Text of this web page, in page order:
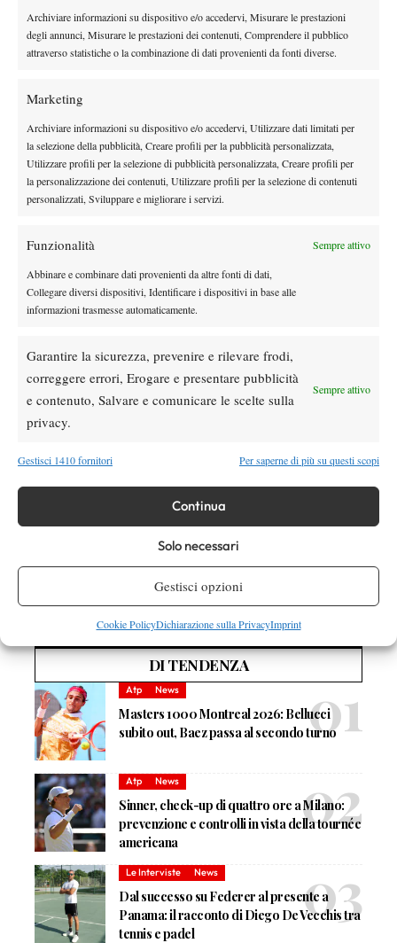
Archiviare informazioni su dispositivo e/o accedervi, Misurare le prestazioni
degli annunci, Misurare le prestazioni dei contenuti, Comprendere il pubblico
attraverso statistiche o la combinazione di dati provenienti da fonti diverse.
Marketing
Archiviare informazioni su dispositivo e/o accedervi, Utilizzare dati limitati per
la selezione della pubblicità, Creare profili per la pubblicità personalizzata,
Utilizzare profili per la selezione di pubblicità personalizzata, Creare profili per
la personalizzazione dei contenuti, Utilizzare profili per la selezione di contenuti
personalizzati, Sviluppare e migliorare i servizi.
Funzionalità Sempre attivo
Abbinare e combinare dati provenienti da altre fonti di dati,
Collegare diversi dispositivi, Identificare i dispositivi in base alle
informazioni trasmesse automaticamente.
Garantire la sicurezza, prevenire e rilevare frodi,
correggere errori, Erogare e presentare pubblicità
e contenuto, Salvare e comunicare le scelte sulla
privacy.
Sempre attivo
Gestisci 1410 fornitori Per saperne di più su questi scopi
Continua
Solo necessari
Gestisci opzioni
Cookie PolicyDichiarazione sulla PrivacyImprint
al mondo) e Venus Williams. L’anno successivo vola subito in
semifinale all’Australian Open, ma è proprio nel 2007 che
tengono lontana dai campi, cosa che la mette anche in difficoltà
evidente mancanza di esperienza.
Dal 2008, con l’uscita dalle Top 20, fino ad arrivare al ritiro,
avvenuto a marzo del 2010, è un lento declino: i risultati non ci
sono, le motivazioni calano fino a spingerla a dire basta a 21
il primo annuncio su Twitter e da settimana prossima finalmente
Nicole Vaidisova sarà nuovamente una giocatrice di tennis. Con
la consapevolezza che, se quella fiamma e quell’amore per il
tennis continuassero ad ardere, a 25 anni si possono ancora
ormai per ricominciare.
per inviare un commento.
DI TENDENZA
Atp News
Masters 1000 Montreal 2026: Bellucci
subito out, Baez passa al secondo turno
Atp News
Sinner, check-up di quattro ore a Milano:
prevenzione e controlli in vista della tournée
americana
Le Interviste News
Dal successo su Federer al presente a
Panama: il racconto di Diego De Vecchis tra
tennis e padel